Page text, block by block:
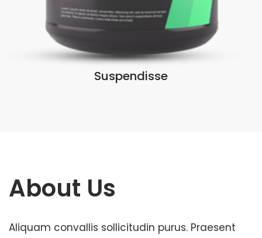
Suspendisse
About Us
Aliquam convallis sollicitudin purus. Praesent